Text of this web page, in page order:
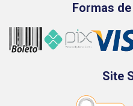
Formas
Site